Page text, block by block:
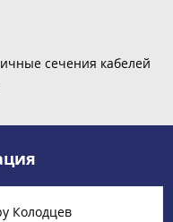
сечения кабелей
Колодцев